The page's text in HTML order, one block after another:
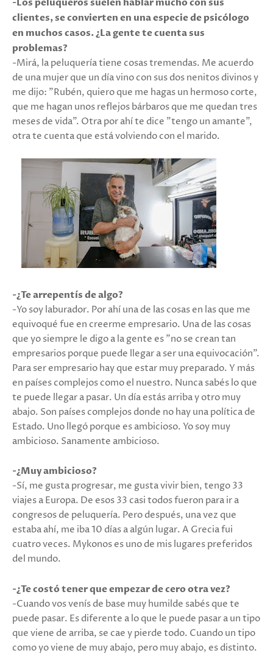
clientes, se convierten en una especie de psicólogo
en muchos casos. ¿La gente te cuenta sus
problemas?
-Mirá, la peluquería tiene cosas tremendas. Me acuerdo
de una mujer que un día vino con sus dos nenitos divinos y
me dijo: "Rubén, quiero que me hagas un hermoso corte,
que me hagan unos reflejos bárbaros que me quedan tres
meses de vida". Otra por ahí te dice "tengo un amante",
otra te cuenta que está volviendo con el marido.
-¿Te arrepentís de algo?
-Yo soy laburador. Por ahí una de las cosas en las que me
equivoqué fue en creerme empresario. Una de las cosas
que yo siempre le digo a la gente es "no se crean tan
empresarios porque puede llegar a ser una equivocación".
Para ser empresario hay que estar muy preparado. Y más
en países complejos como el nuestro. Nunca sabés lo que
te puede llegar a pasar. Un día estás arriba y otro muy
abajo. Son países complejos donde no hay una política de
Estado. Uno llegó porque es ambicioso. Yo soy muy
ambicioso. Sanamente ambicioso.
-¿Muy ambicioso?
-Sí, me gusta progresar, me gusta vivir bien, tengo 33
viajes a Europa. De esos 33 casi todos fueron para ir a
congresos de peluquería. Pero después, una vez que
estaba ahí, me iba 10 días a algún lugar. A Grecia fui
cuatro veces. Mykonos es uno de mis lugares preferidos
del mundo.
-¿Te costó tener que empezar de cero otra vez?
-Cuando vos venís de base muy humilde sabés que te
puede pasar. Es diferente a lo que le puede pasar a un tipo
que viene de arriba, se cae y pierde todo. Cuando un tipo
como yo viene de muy abajo, pero muy abajo, es distinto.